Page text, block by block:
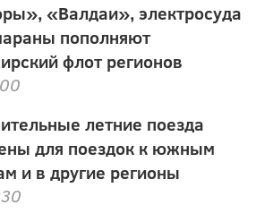
«Валдаи», электросуда
пополняют
флот регионов
летние поезда
для поездок к южным
и в другие регионы